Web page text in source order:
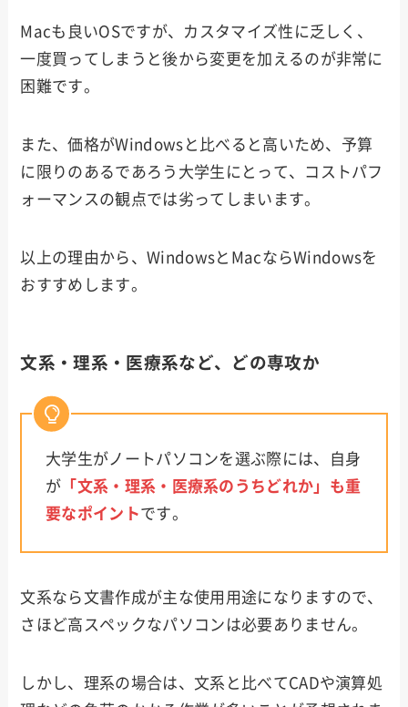
Macも良いOSですが、カスタマイズ性に乏しく、
一度買ってしまうと後から変更を加えるのが非常に
困難です。
また、価格がWindowsと比べると高いため、予算
に限りのあるであろう大学生にとって、コストパフ
ォーマンスの観点では劣ってしまいます。
以上の理由から、WindowsとMacならWindowsを
おすすめします。
文系・理系・医療系など、どの専攻か
大学生がノートパソコンを選ぶ際には、自身
が 「文系・理系・医療系のうちどれか」も重
要なポイントです。
文系なら文書作成が主な使用用途になりますので、
さほど高スペックなパソコンは必要ありません。
しかし、理系の場合は、文系と比べてCADや演算処